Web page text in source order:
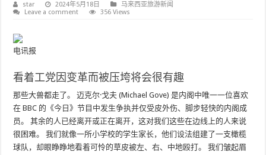
star 2024年5月18日
马来西亚旅游新闻
Leave a comment
356 Views
电讯报
看着工党因变革而被压垮将会很有趣
那些大兽都走了。 迈克尔·戈夫 (Michael Gove) 是内阁中唯一一位喜欢
在 BBC 的《今日》节目中发生争执并仅受皮外伤、脚步轻快的内阁成
员。 其余的人已经离开或正在离开，这对我们这些在边线上的人来说
很困难。 我们就像一所小学校的学生家长，他们设法组建了一支橄榄
球队，却眼睁睁地看着可怜的草皮被左、右、中地殴打。 我们皱起眉